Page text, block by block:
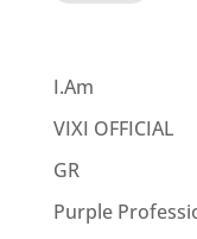
I.Am
VIXI OFFICIAL
GR
Purple